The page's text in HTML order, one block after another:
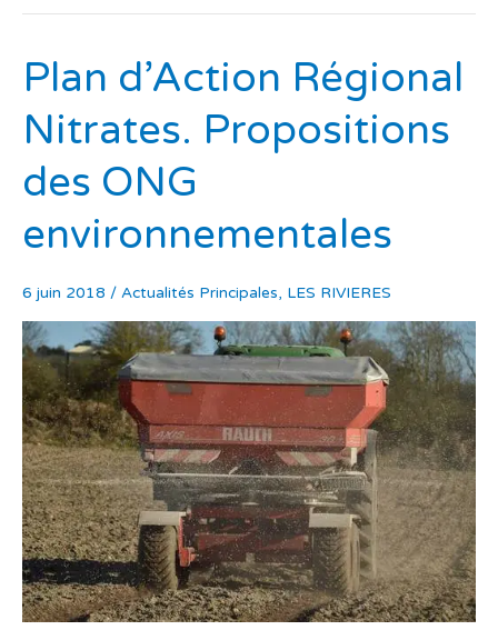
Plan d’Action Régional
Nitrates. Propositions
des ONG
environnementales
6 juin 2018 / Actualités Principales, LES RIVIERES